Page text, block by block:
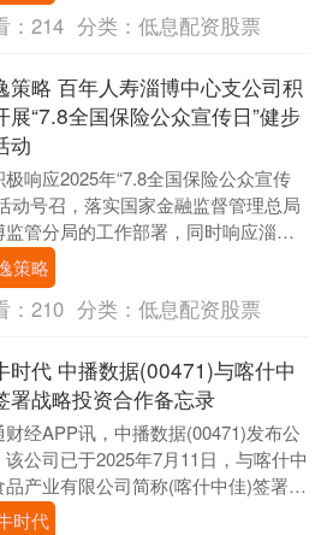
： 214 分类： 低息配资股票
策略 百年人寿淄博中心支公司积
展“7.8全国保险公众宣传日”健步
动
极响应2025年“7.8全国保险公众宣传
动号召，落实国家金融监督管理总局
监管分局的工作部署，同时响应淄博
业协会的倡议，7月8日，淄博保险
策略
： 210 分类： 低息配资股票
时代 中播数据(00471)与喀什中
署战略投资合作备忘录
财经APP讯，中播数据(00471)发布公
该公司已于2025年7月11日，与喀什中
品产业有限公司简称(喀什中佳)签署了
资合作备忘录。 为响应国....
时代